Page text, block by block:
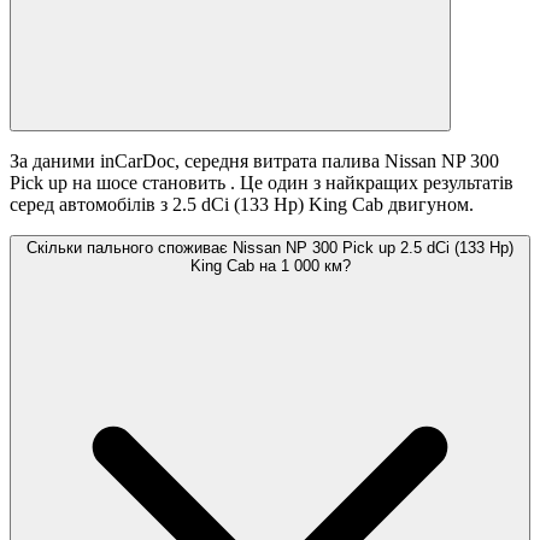
За даними inCarDoc, середня витрата палива Nissan NP 300
Pick up на шосе становить . Це один з найкращих результатів
серед автомобілів з 2.5 dCi (133 Hp) King Cab двигуном.
Скільки пального споживає Nissan NP 300 Pick up 2.5 dCi (133 Hp)
King Cab на 1 000 км?